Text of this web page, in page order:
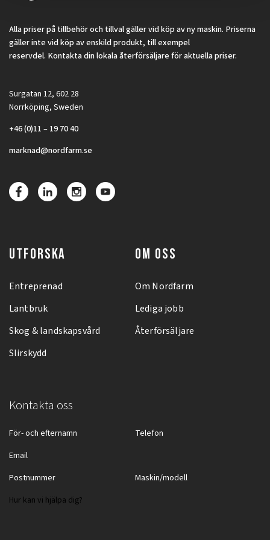
Alla priser på tillbehör och tillval gäller vid köp av ny maskin. Priserna
gäller inte vid köp av enskild produkt, till exempel
reservdel. Kontakta din lokala återförsäljare för aktuella priser.
Surgatan 12, 602 28
Norrköping, Sweden
+46 (0)11 – 19 70 40
marknad@nordfarm.se
UTFORSKA
Entreprenad
Lantbruk
Skog & landskapsvård
Slirskydd
OM OSS
Om Nordfarm
Lediga jobb
Återförsäljare
Kontakta oss